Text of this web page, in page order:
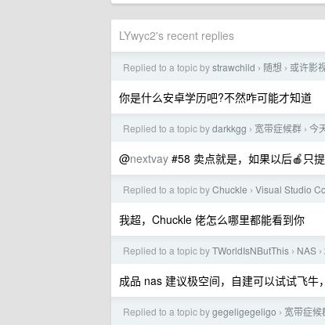
LYwyc2's recent replies
Replied to a topic bystrawchild › 随想 › 或许影
你是什么安卓学历吧?不然咋可能才知道
Replied to a topic bydarkkgg › 宽带症候群 › 今
@nextvay #58 卖点就是，如果以后🍎只
Replied to a topic byChuckle › Visual Studio
我超，Chuckle 佬怎么哪里都能看到你
Replied to a topic byTWorldIsNButThis › NAS ›
成品 nas 建议极空间，自建可以试试飞牛
Replied to a topic bygegeligegeligo › 宽带症候